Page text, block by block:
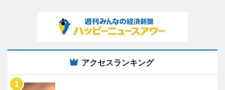
アクセスランキング